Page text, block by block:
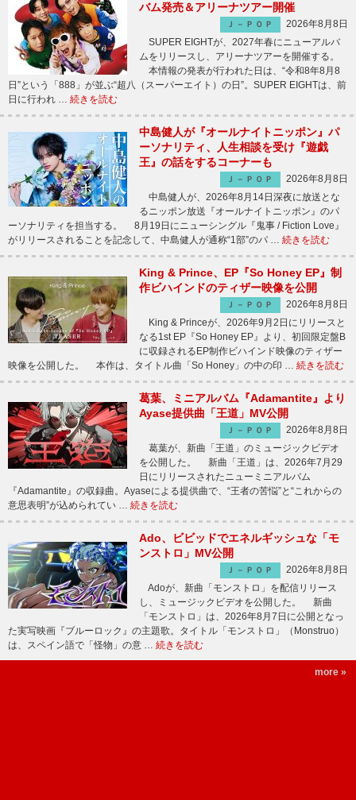
バム発売＆アリーナツアー開催
Ｊ－ＰＯＰ
2026年8月8日
SUPER EIGHTが、2027年春にニューアルバ
ムをリリースし、アリーナツアーを開催する。
本情報の発表が行われた日は、“令和8年8月8
日”という「888」が並ぶ“超八（スーパーエイト）の日”。SUPER EIGHTは、前
日に行われ … 続きを読む
中島健人が『オールナイトニッポン』パ
ーソナリティ、人生相談を受け『遊戯
王』の話をするコーナーも
Ｊ－ＰＯＰ
2026年8月8日
中島健人が、2026年8月14日深夜に放送とな
るニッポン放送『オールナイトニッポン』のパ
ーソナリティを担当する。 8月19日にニューシングル『鬼事 / Fiction Love』
がリリースされることを記念して、中島健人が通称“1部”のパ … 続きを読む
King & Prince、EP『So Honey EP』制
作ビハインドのティザー映像を公開
Ｊ－ＰＯＰ
2026年8月8日
King & Princeが、2026年9月2日にリリースと
なる1st EP『So Honey EP』より、初回限定盤B
に収録されるEP制作ビハインド映像のティザー
映像を公開した。 本作は、タイトル曲「So Honey」の中の印 … 続きを読む
葛葉、ミニアルバム『Adamantite』より
Ayase提供曲「王道」MV公開
Ｊ－ＰＯＰ
2026年8月8日
葛葉が、新曲「王道」のミュージックビデオ
を公開した。 新曲「王道」は、2026年7月29
日にリリースされたニューミニアルバム
『Adamantite』の収録曲。Ayaseによる提供曲で、“王者の苦悩”と“これからの
意思表明”が込められてい … 続きを読む
Ado、ビビッドでエネルギッシュな「モ
ンストロ」MV公開
Ｊ－ＰＯＰ
2026年8月8日
Adoが、新曲「モンストロ」を配信リリース
し、ミュージックビデオを公開した。 新曲
「モンストロ」は、2026年8月7日に公開となっ
た実写映画『ブルーロック』の主題歌。タイトル「モンストロ」（Monstruo）
は、スペイン語で「怪物」の意 … 続きを読む
more »